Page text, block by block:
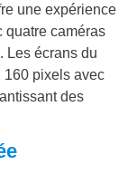
une expérience
quatre caméras
Les écrans du
160 pixels avec
des